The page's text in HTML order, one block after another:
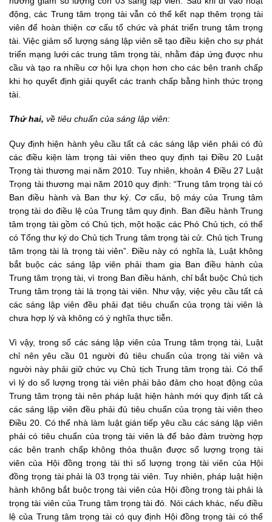
động, các Trung tâm trọng tài vẫn có thể kết nạp thêm trọng tài
viên để hoàn thiện cơ cấu tổ chức và phát triển trung tâm trọng
tài. Việc giảm số lượng sáng lập viên sẽ tạo điều kiện cho sự phát
triển mạng lưới các trung tâm trọng tài, nhằm đáp ứng được nhu
cầu và tạo ra nhiều cơ hội lựa chọn hơn cho các bên tranh chấp
khi họ quyết định giải quyết các tranh chấp bằng hình thức trọng
tài.
Thứ hai, về tiêu chuẩn của sáng lập viên:
Quy định hiện hành yêu cầu tất cả các sáng lập viên phải có đủ
các điều kiện làm trọng tài viên theo quy định tại Điều 20 Luật
Trọng tài thương mại năm 2010. Tuy nhiên, khoản 4 Điều 27 Luật
Trọng tài thương mại năm 2010 quy định: “Trung tâm trọng tài có
Ban điều hành và Ban thư ký. Cơ cấu, bộ máy của Trung tâm
trọng tài do điều lệ của Trung tâm quy định. Ban điều hành Trung
tâm trọng tài gồm có Chủ tịch, một hoặc các Phó Chủ tịch, có thể
có Tổng thư ký do Chủ tịch Trung tâm trọng tài cử. Chủ tịch Trung
tâm trọng tài là trọng tài viên”. Điều này có nghĩa là, Luật không
bắt buộc các sáng lập viên phải tham gia Ban điều hành của
Trung tâm trọng tài, vì trong Ban điều hành, chỉ bắt buộc Chủ tịch
Trung tâm trọng tài là trọng tài viên. Như vậy, việc yêu cầu tất cả
các sáng lập viên đều phải đạt tiêu chuẩn của trọng tài viên là
chưa hợp lý và không có ý nghĩa thực tiễn.
Vì vậy, trong số các sáng lập viên của Trung tâm trọng tài, Luật
chỉ nên yêu cầu 01 người đủ tiêu chuẩn của trọng tài viên và
người này phải giữ chức vụ Chủ tịch Trung tâm trọng tài. Có thể
vì lý do số lượng trọng tài viên phải bảo đảm cho hoạt động của
Trung tâm trọng tài nên pháp luật hiện hành mới quy định tất cả
các sáng lập viên đều phải đủ tiêu chuẩn của trọng tài viên theo
Điều 20. Có thể nhà làm luật gián tiếp yêu cầu các sáng lập viên
phải có tiêu chuẩn của trọng tài viên là để bảo đảm trường hợp
các bên tranh chấp không thỏa thuận được số lượng trọng tài
viên của Hội đồng trọng tài thì số lượng trọng tài viên của Hội
đồng trọng tài phải là 03 trọng tài viên. Tuy nhiên, pháp luật hiện
hành không bắt buộc trọng tài viên của Hội đồng trọng tài phải là
trọng tài viên của Trung tâm trọng tài đó. Nói cách khác, nếu điều
lệ của Trung tâm trọng tài có quy định Hội đồng trọng tài có thể